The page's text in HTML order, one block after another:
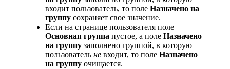
входит пользователь, то поле Назначено на
группу сохраняет свое значение.
Если на странице пользователя поле
Основная группа пустое, а поле Назначено
на группу заполнено группой, в которую
пользователь не входит, то поле Назначено
на группу очищается.